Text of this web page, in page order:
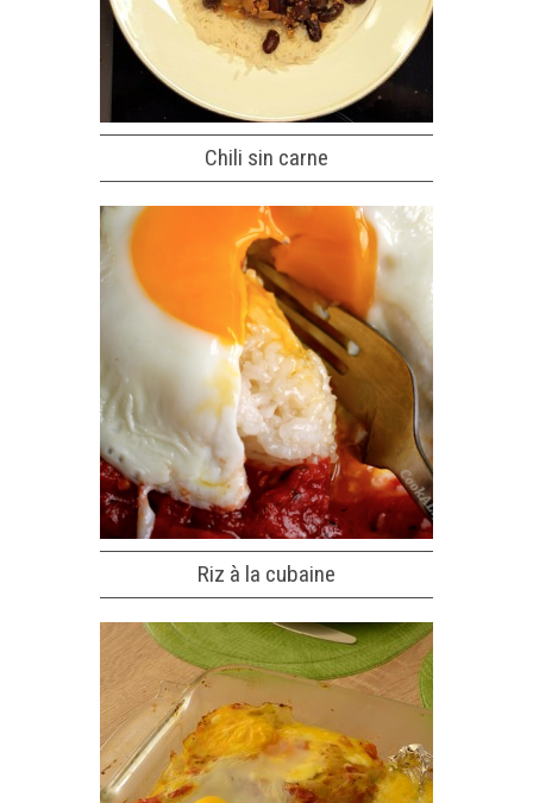
Chili sin carne
Riz à la cubaine